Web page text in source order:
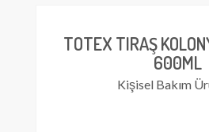
TOTEX TIRAŞ
600ML
Kişisel Bakım